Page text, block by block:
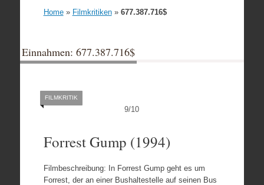
Home» Filmkritiken» 677.387.716$
Einnahmen: 677.387.716$
9/10
FILMKRITIK
Forrest Gump (1994)
Filmbeschreibung: In Forrest Gump geht es um
Forrest, der an einer Bushaltestelle auf seinen Bus